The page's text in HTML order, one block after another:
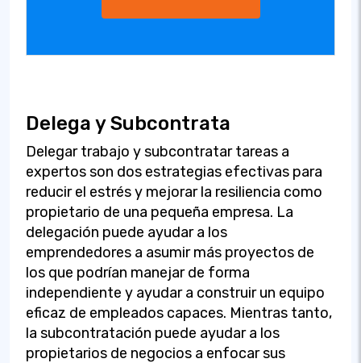
Delega y Subcontrata
Delegar trabajo y subcontratar tareas a
expertos son dos estrategias efectivas para
reducir el estrés y mejorar la resiliencia como
propietario de una pequeña empresa. La
delegación puede ayudar a los
emprendedores a asumir más proyectos de
los que podrían manejar de forma
independiente y ayudar a construir un equipo
eficaz de empleados capaces. Mientras tanto,
la subcontratación puede ayudar a los
propietarios de negocios a enfocar sus